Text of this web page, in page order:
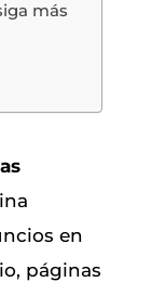
más
en
páginas